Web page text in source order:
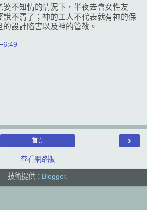
婆不知情的情況下，半夜去會女性友
說不清了；神的工人不代表就有神的保
設計陷害以及神的管教。
6:49
›
首頁
查看網路版
技術提供： Blogger.